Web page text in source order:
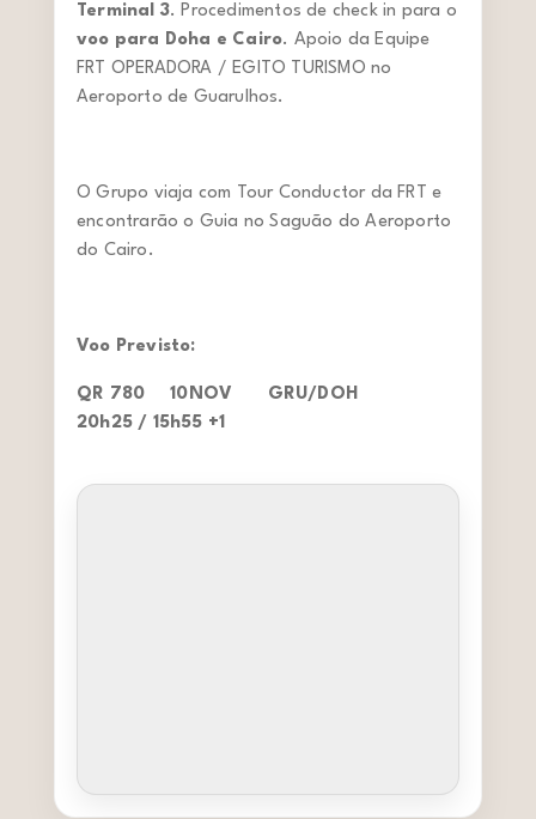
Terminal 3. Procedimentos de check in para o
voo para Doha e Cairo. Apoio da Equipe
FRT OPERADORA / EGITO TURISMO no
Aeroporto de Guarulhos.
O Grupo viaja com Tour Conductor da FRT e
encontrarão o Guia no Saguão do Aeroporto
do Cairo.
Voo Previsto:
QR 780 10NOV GRU/DOH
20h25 / 15h55 +1